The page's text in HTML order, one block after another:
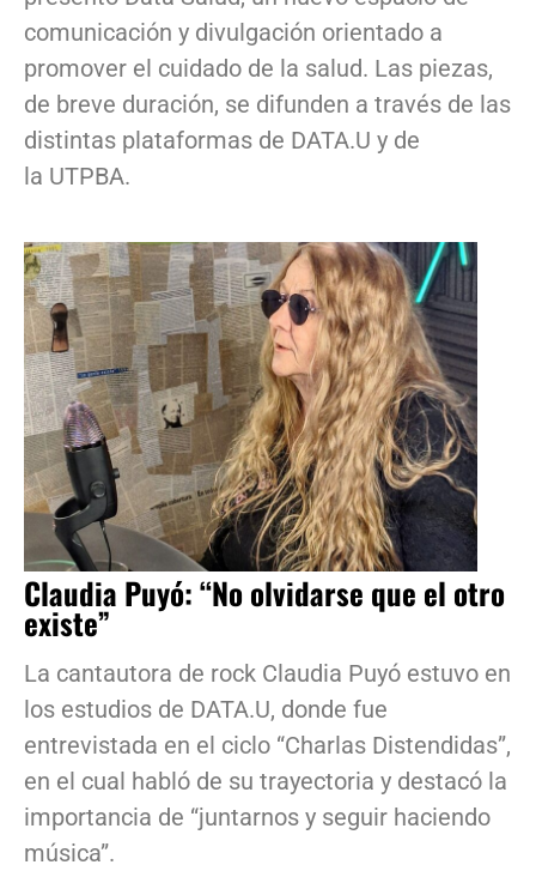
comunicación y divulgación orientado a
promover el cuidado de la salud. Las piezas,
de breve duración, se difunden a través de las
distintas plataformas de DATA.U y de
la UTPBA.
Claudia Puyó: “No olvidarse que el otro
existe”
La cantautora de rock Claudia Puyó estuvo en
los estudios de DATA.U, donde fue
entrevistada en el ciclo “Charlas Distendidas”,
en el cual habló de su trayectoria y destacó la
importancia de “juntarnos y seguir haciendo
música”.